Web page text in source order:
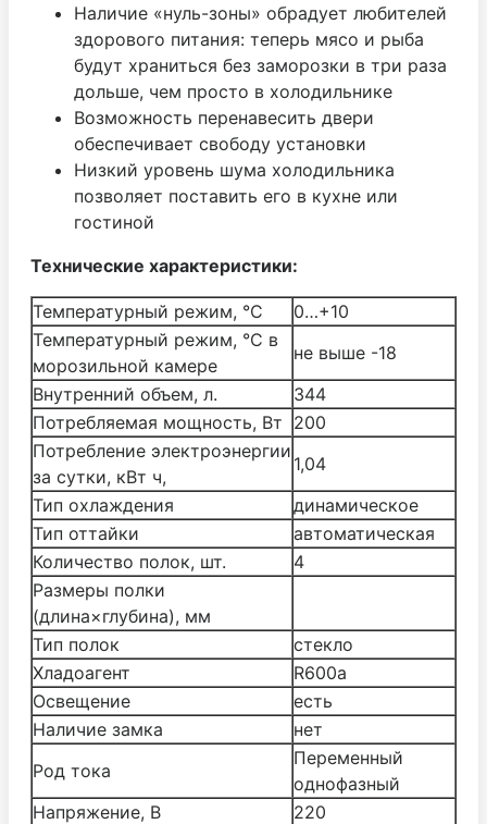
Наличие «нуль-зоны» обрадует любителей
здорового питания: теперь мясо и рыба
будут храниться без заморозки в три раза
дольше, чем просто в холодильнике
Возможность перенавесить двери
обеспечивает свободу установки
Низкий уровень шума холодильника
позволяет поставить его в кухне или
гостиной
Технические характеристики:
Температурный режим, °С
0…+10
Температурный режим, °С в
морозильной камере
не выше -18
Внутренний объем, л.
344
Потребляемая мощность, Вт 200
Потребление электроэнергии
за сутки, кВт ч,
1,04
Тип охлаждения
динамическое
Тип оттайки
автоматическая
Количество полок, шт.
4
Размеры полки
(длина×глубина), мм
Тип полок
стекло
Хладоагент
R600а
Освещение
есть
Наличие замка
нет
Род тока
Переменный
однофазный
Напряжение, В
220